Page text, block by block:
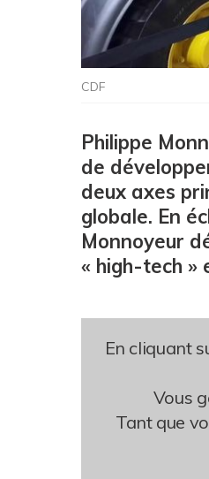
CDF
Philippe
de
deux axes
globale. En
Monnoyeur
« high-tech »
En cliquant
Vous
Tant que